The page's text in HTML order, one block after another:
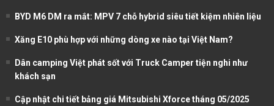
BYD M6 DM ra mắt: MPV 7 chỗ hybrid siêu tiết kiệm nhiên liệu
Xăng E10 phù hợp với những dòng xe nào tại Việt Nam?
Dân camping Việt phát sốt với Truck Camper tiện nghi như
khách sạn
Cập nhật chi tiết bảng giá Mitsubishi Xforce tháng 05/2025